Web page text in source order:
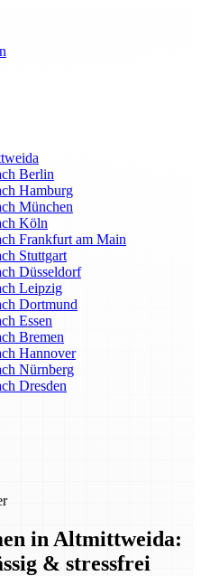
Berlin
Hamburg
München
Köln
Frankfurt am Main
Stuttgart
Düsseldorf
Leipzig
Dortmund
Essen
Bremen
Hannover
Nürnberg
Dresden
in Altmittweida:
& stressfrei